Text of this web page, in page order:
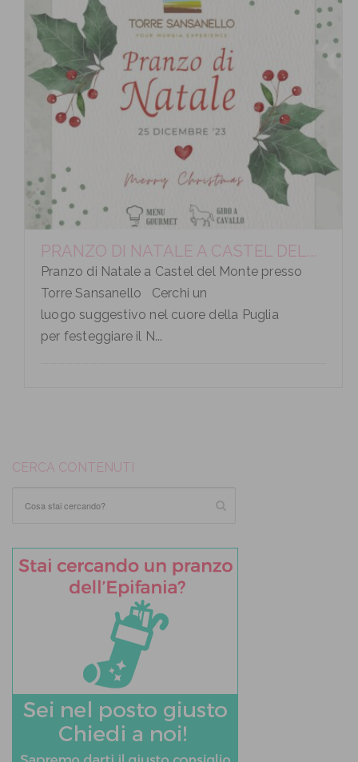
PRANZO DI NATALE A CASTEL DEL...
Pranzo di Natale a Castel del Monte presso
Torre Sansanello Cerchi un
luogo suggestivo nel cuore della Puglia
per festeggiare il N...
CERCA CONTENUTI